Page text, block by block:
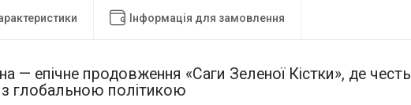
Інформація для замовлення
— епічне продовження «Саги Зеленої Кістки», де честь
з глобальною політикою